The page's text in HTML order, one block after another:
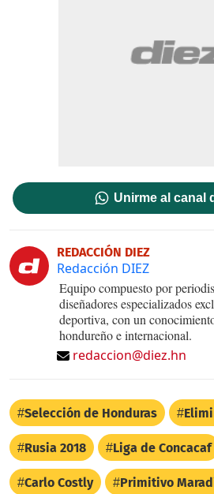
Unirme al canal
REDACCIÓN DIEZ
Redacción DIEZ
Equipo compuesto por
diseñadores especializados
deportiva, con un
hondureño e internacional.
redaccion@diez.hn
Selección de Honduras
Rusia 2018 Liga de Concacaf
Carlo Costly Primitivo